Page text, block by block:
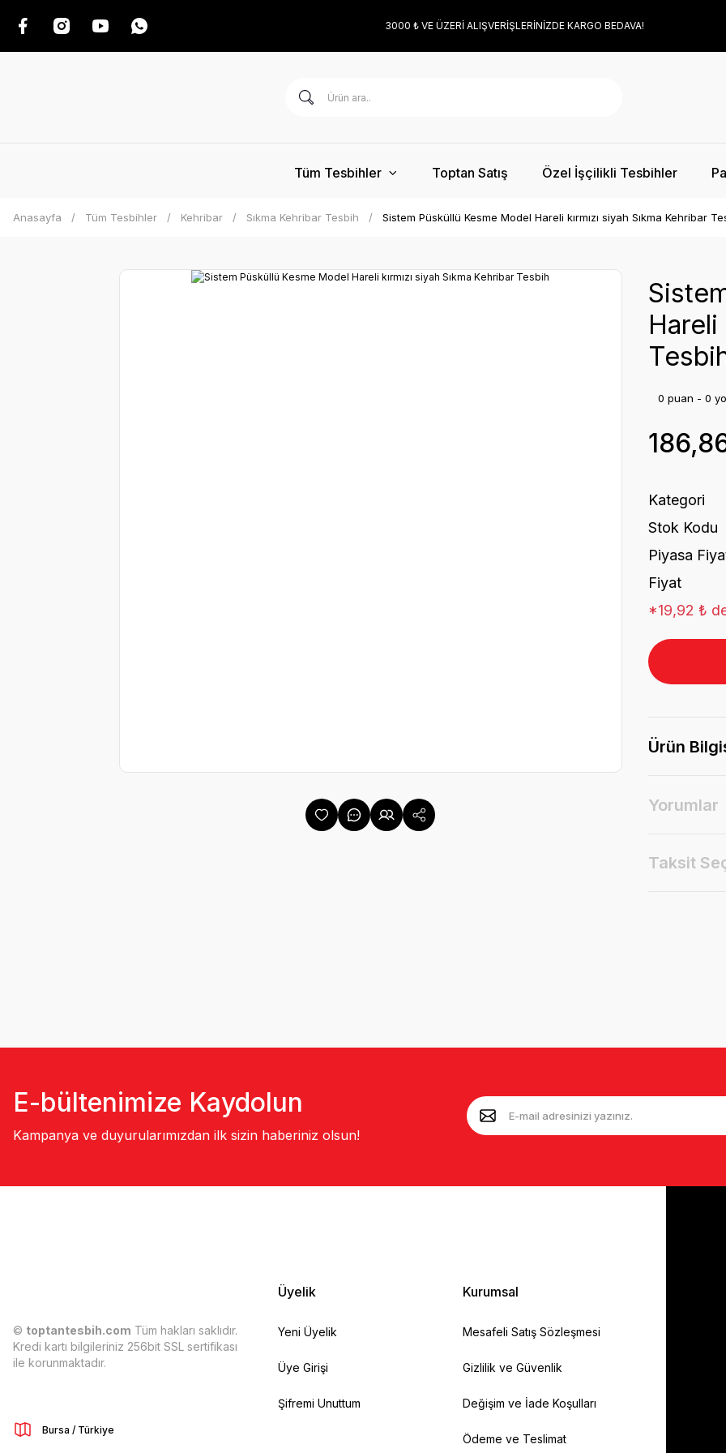
3000 ₺ VE ÜZERİ ALIŞVERİŞLERİNİZDE KARGO BEDAVA!
Tüm Tesbihler Toptan Satış Özel İşçilikli Tesbihler
Anasayfa Tüm Tesbihler Kehribar Sıkma Kehribar Tesbih Sistem Püsküllü Kesme Model Hareli kırmızı siyah Sıkma Kehribar
Hareli
0 puan - 0
Kategori
Stok Kodu
Piyasa
Fiyat
*19,92 ₺
Ürün
Yorumlar
Taksit
E-bültenimize Kaydolun
Kampanya ve duyurularımızdan ilk sizin haberiniz olsun!
© toptantesbih.com Tüm hakları saklıdır.
Kredi kartı bilgileriniz 256bit SSL sertifikası
ile korunmaktadır.
Bursa / Türkiye
Üyelik
Yeni Üyelik
Üye Girişi
Şifremi Unuttum
Kurumsal
Mesafeli Satış Sözleşmesi
Gizlilik ve Güvenlik
Değişim ve İade Koşulları
Ödeme ve Teslimat